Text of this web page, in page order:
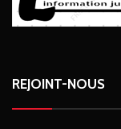
REJOINT-NOUS